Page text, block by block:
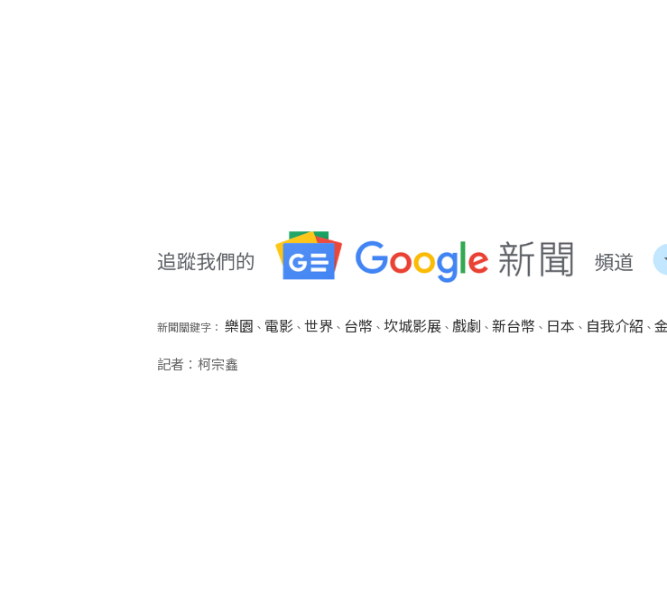
新聞關鍵字： 樂園 、 電影、 世界、 台幣 、 坎城影展、 戲劇 、 新台幣 、 日本 、 自我介紹 、
記者：柯宗鑫